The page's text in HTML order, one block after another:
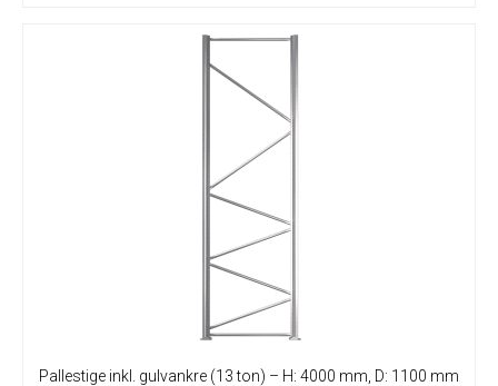
Pallestige inkl. gulvankre (13 ton) – H: 4000 mm, D: 1100 mm